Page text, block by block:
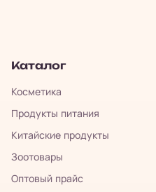
Каталог
Косметика
Продукты питания
Китайские продукты
Зоотовары
Оптовый прайс